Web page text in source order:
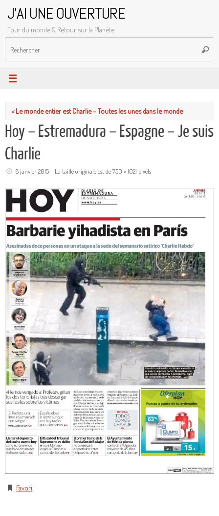
contenu
J'AI UNE OUVERTURE
Tour du monde & Retour sur la Planète
«Le monde entier est Charlie – Toutes les unes dans le monde
Hoy – Estremadura – Espagne – Je suis
Charlie
8 janvier 2015 La taille originale est de750 × 1021 pixels
Favori